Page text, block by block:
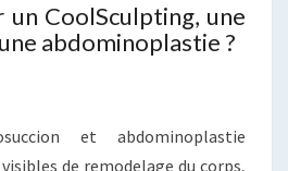
CoolSculpting, une
abdominoplastie ?
et abdominoplastie
de remodelage du corps,